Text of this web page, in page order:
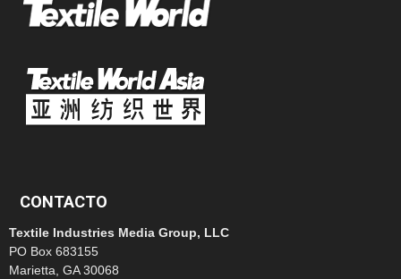
CONTACTO
Textile Industries Media Group, LLC
PO Box 683155
Marietta, GA 30068